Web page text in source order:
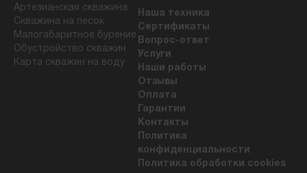
Артезианская скважина
Скважина на песок
Малогабаритное бурение
Обустройство скважин
Карта скважин на воду
Наша техника
Сертификаты
Вопрос-ответ
Услуги
Наши работы
Отзывы
Оплата
Гарантии
Контакты
Политика
конфиденциальности
Политика обработки cookies